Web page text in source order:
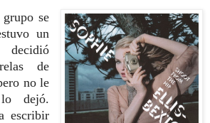
se
un
de
no le
dejó.
escribir